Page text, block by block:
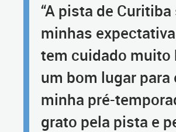
“A pista de
minhas
tem cuidado muito
um bom lugar
minha pré-
grato pela pista e